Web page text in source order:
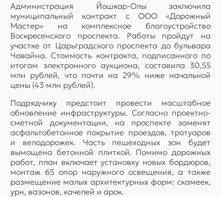
Администрация Йошкар-Олы заключила
муниципальный контракт с ООО «Дорожный
Мастер» на комплексное благоустройство
Воскресенского проспекта. Работы пройдут на
участке от Царьградского проспекта до бульвара
Чавайна. Стоимость контракта, подписанного по
итогам электронного аукциона, составила 30,55
млн рублей, что почти на 29% ниже начальной
цены (43 млн рублей).
Подрядчику предстоит провести масштабное
обновление инфраструктуры. Согласно проектно-
сметной документации, на проспекте заменят
асфальтобетонное покрытие проездов, тротуаров
и велодорожек. Часть пешеходных зон будет
вымощена бетонной плиткой. Помимо дорожных
работ, план включает установку новых бордюров,
монтаж 65 опор наружного освещения, а также
размещение малых архитектурных форм: скамеек,
урн, вазонов, качелей и арок.